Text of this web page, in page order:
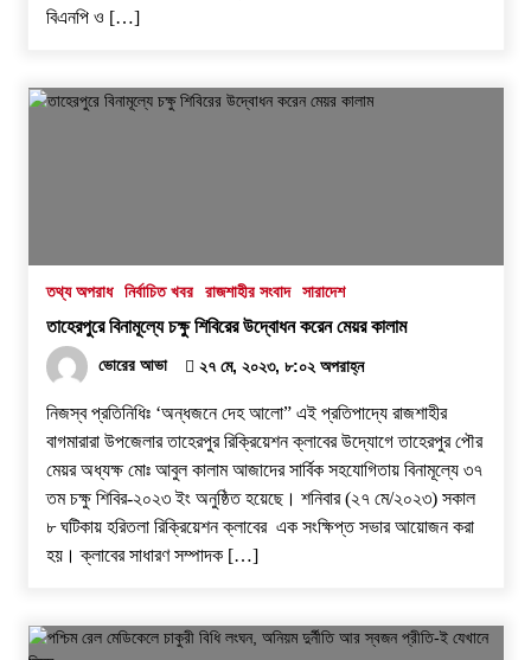
বিএনপি ও […]
তথ্য অপরাধ নির্বাচিত খবর রাজশাহীর সংবাদ সারাদেশ
তাহেরপুরে বিনামূল্যে চক্ষু শিবিরের উদ্বোধন করেন মেয়র কালাম
ভোরের আভা ২৭ মে, ২০২৩, ৮:০২ অপরাহ্ন
নিজস্ব প্রতিনিধিঃ ‘অন্ধজনে দেহ আলো” এই প্রতিপাদ্যে রাজশাহীর
বাগমারারা উপজেলার তাহেরপুর রিক্রিয়েশন ক্লাবের উদ্যোগে তাহেরপুর পৌর
মেয়র অধ্যক্ষ মোঃ আবুল কালাম আজাদের সার্বিক সহযোগিতায় বিনামূল্যে ৩৭
তম চক্ষু শিবির-২০২৩ ইং অনুষ্ঠিত হয়েছে। শনিবার (২৭ মে/২০২৩) সকাল
৮ ঘটিকায় হরিতলা রিক্রিয়েশন ক্লাবের এক সংক্ষিপ্ত সভার আয়োজন করা
হয়। ক্লাবের সাধারণ সম্পাদক […]